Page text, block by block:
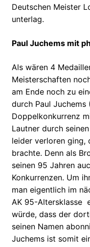
Deutschen Meister
unterlag.
Paul Juchems mit
Als wären 4
Meisterschaften
am Ende noch zu
durch Paul
Doppelkonkurrenz
Lautner durch
leider verloren ging,
brachte. Denn als
seinen 95 Jahren
Konkurrenzen. Um
man eigentlich im
AK 95-Altersklasse
würde, dass der
seinen Namen
Juchems ist somit